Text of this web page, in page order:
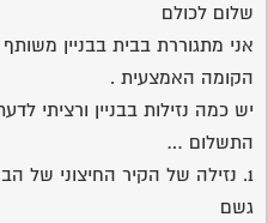
שלום לכולם
אני מתגוררת בבית בבניין
הקומה האמצעית .
יש כמה נזילות בבניין ורציתי
התשלום …
1. נזילה של הקיר החיצוני של
גשם